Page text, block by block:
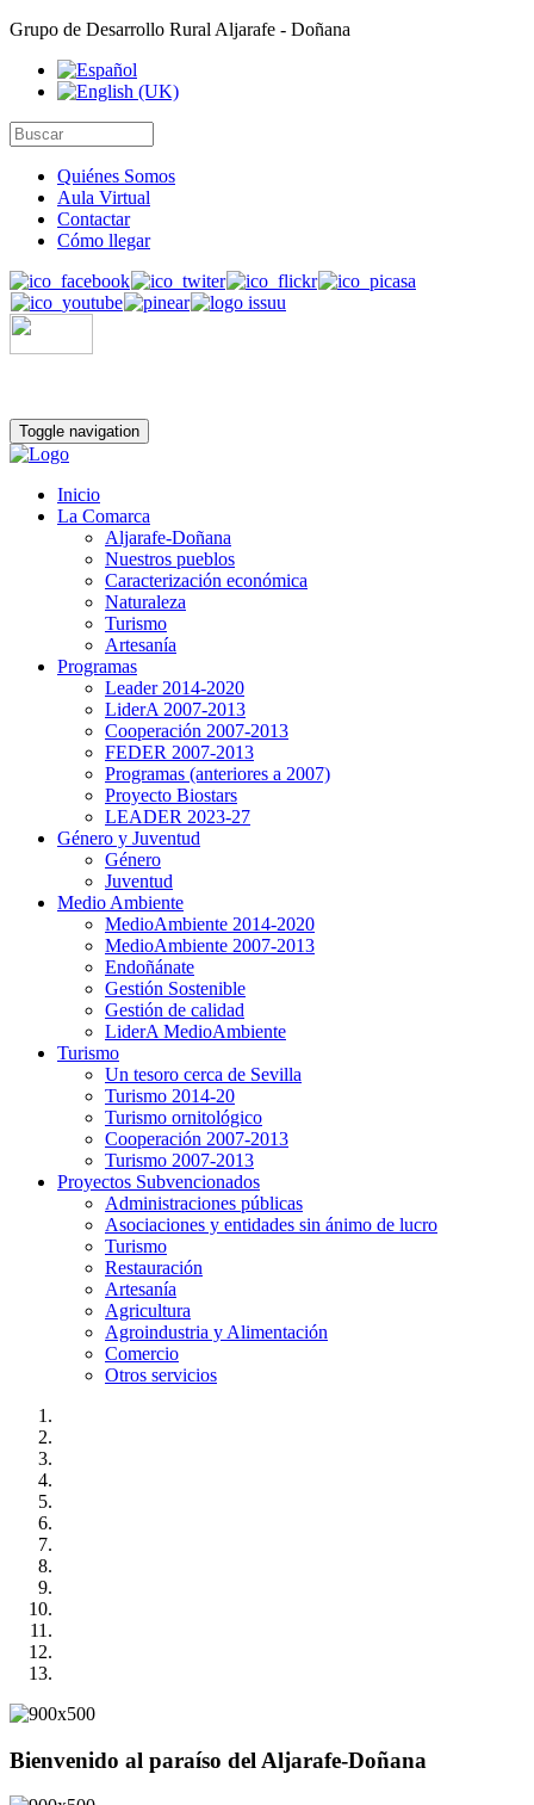
Grupo de Desarrollo Rural Aljarafe - Doñana
Quiénes Somos
Aula Virtual
Contactar
Cómo llegar
Toggle navigation
Inicio
La Comarca
Aljarafe-Doñana
Nuestros pueblos
Caracterización económica
Naturaleza
Turismo
Artesanía
Programas
Leader 2014-2020
LiderA 2007-2013
Cooperación 2007-2013
FEDER 2007-2013
Programas (anteriores a 2007)
Proyecto Biostars
LEADER 2023-27
Género y Juventud
Género
Juventud
Medio Ambiente
MedioAmbiente 2014-2020
MedioAmbiente 2007-2013
Endoñánate
Gestión Sostenible
Gestión de calidad
LiderA MedioAmbiente
Turismo
Un tesoro cerca de Sevilla
Turismo 2014-20
Turismo ornitológico
Cooperación 2007-2013
Turismo 2007-2013
Proyectos Subvencionados
Administraciones públicas
Asociaciones y entidades sin ánimo de lucro
Turismo
Restauración
Artesanía
Agricultura
Agroindustria y Alimentación
Comercio
Otros servicios
Bienvenido al paraíso del Aljarafe-Doñana